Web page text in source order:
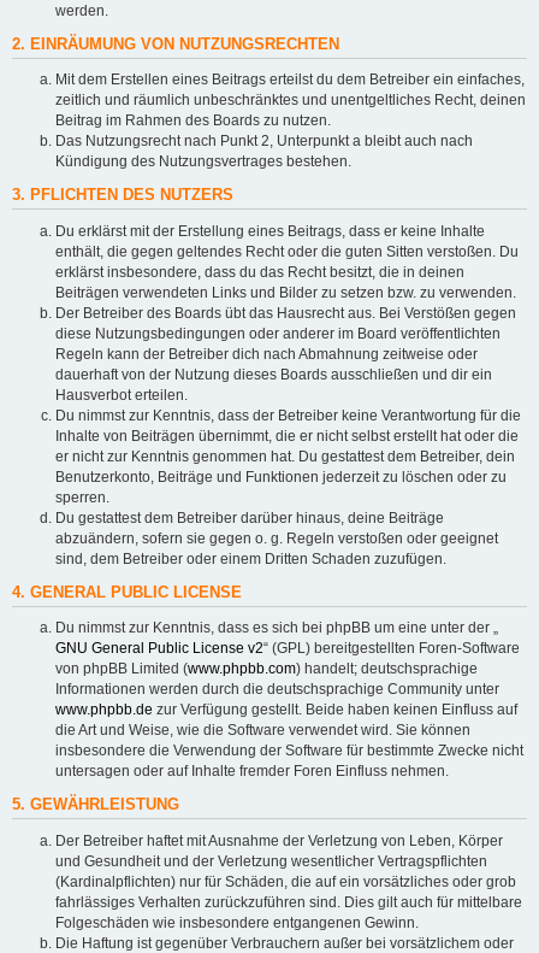
werden.
2. EINRÄUMUNG VON NUTZUNGSRECHTEN
Mit dem Erstellen eines Beitrags erteilst du dem Betreiber ein einfaches,
zeitlich und räumlich unbeschränktes und unentgeltliches Recht, deinen
Beitrag im Rahmen des Boards zu nutzen.
Das Nutzungsrecht nach Punkt 2, Unterpunkt a bleibt auch nach
Kündigung des Nutzungsvertrages bestehen.
3. PFLICHTEN DES NUTZERS
Du erklärst mit der Erstellung eines Beitrags, dass er keine Inhalte
enthält, die gegen geltendes Recht oder die guten Sitten verstoßen. Du
erklärst insbesondere, dass du das Recht besitzt, die in deinen
Beiträgen verwendeten Links und Bilder zu setzen bzw. zu verwenden.
Der Betreiber des Boards übt das Hausrecht aus. Bei Verstößen gegen
diese Nutzungsbedingungen oder anderer im Board veröffentlichten
Regeln kann der Betreiber dich nach Abmahnung zeitweise oder
dauerhaft von der Nutzung dieses Boards ausschließen und dir ein
Hausverbot erteilen.
Du nimmst zur Kenntnis, dass der Betreiber keine Verantwortung für die
Inhalte von Beiträgen übernimmt, die er nicht selbst erstellt hat oder die
er nicht zur Kenntnis genommen hat. Du gestattest dem Betreiber, dein
Benutzerkonto, Beiträge und Funktionen jederzeit zu löschen oder zu
sperren.
Du gestattest dem Betreiber darüber hinaus, deine Beiträge
abzuändern, sofern sie gegen o. g. Regeln verstoßen oder geeignet
sind, dem Betreiber oder einem Dritten Schaden zuzufügen.
4. GENERAL PUBLIC LICENSE
Du nimmst zur Kenntnis, dass es sich bei phpBB um eine unter der „
GNU General Public License v2“ (GPL) bereitgestellten Foren-Software
von phpBB Limited (www.phpbb.com) handelt; deutschsprachige
Informationen werden durch die deutschsprachige Community unter
www.phpbb.de zur Verfügung gestellt. Beide haben keinen Einfluss auf
die Art und Weise, wie die Software verwendet wird. Sie können
insbesondere die Verwendung der Software für bestimmte Zwecke nicht
untersagen oder auf Inhalte fremder Foren Einfluss nehmen.
5. GEWÄHRLEISTUNG
Der Betreiber haftet mit Ausnahme der Verletzung von Leben, Körper
und Gesundheit und der Verletzung wesentlicher Vertragspflichten
(Kardinalpflichten) nur für Schäden, die auf ein vorsätzliches oder grob
fahrlässiges Verhalten zurückzuführen sind. Dies gilt auch für mittelbare
Folgeschäden wie insbesondere entgangenen Gewinn.
Die Haftung ist gegenüber Verbrauchern außer bei vorsätzlichem oder